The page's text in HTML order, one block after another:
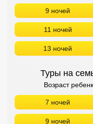
9 ночей
11 ночей
13 ночей
Туры на
Возраст
7 ночей
9 ночей